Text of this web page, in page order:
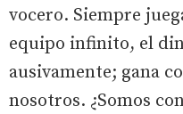
vocero. Siempre
equipo infinito, el
ausivamente; gana
nosotros. ¿Somos